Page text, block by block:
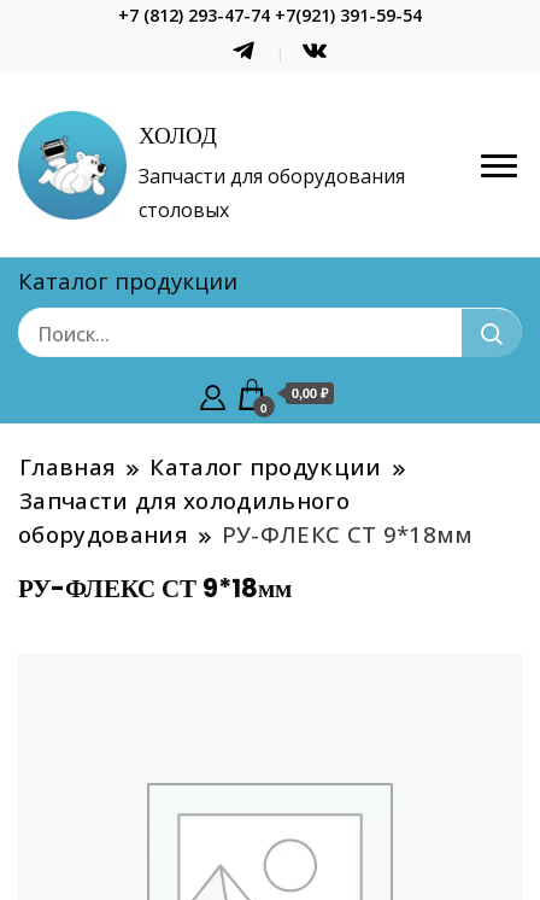
+7 (812) 293-47-74 +7(921) 391-59-54
ХОЛОД
Запчасти для оборудования
столовых
Каталог продукции
0
0,00 ₽
Главная
Каталог продукции
Запчасти для холодильного
оборудования
РУ-ФЛЕКС СТ 9*18мм
РУ-ФЛЕКС СТ 9*18мм